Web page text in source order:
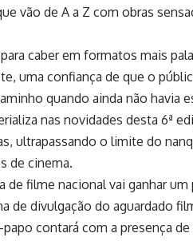
vão de A a Z com obras
caber em formatos mais
uma confiança de que o
quando ainda não havia
nas novidades desta 6ª
ultrapassando o limite do
de cinema.
de filme nacional vai ganhar
de divulgação do aguardado
contará com a presença